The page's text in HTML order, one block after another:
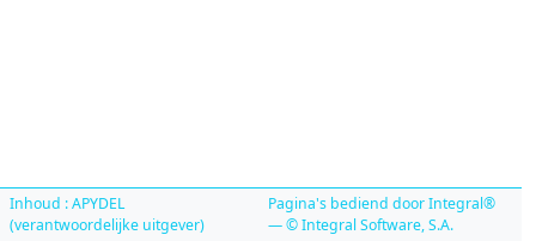
Inhoud : APYDEL
(verantwoordelijke uitgever)
Pagina's bediend door Integral®
— © Integral Software, S.A.